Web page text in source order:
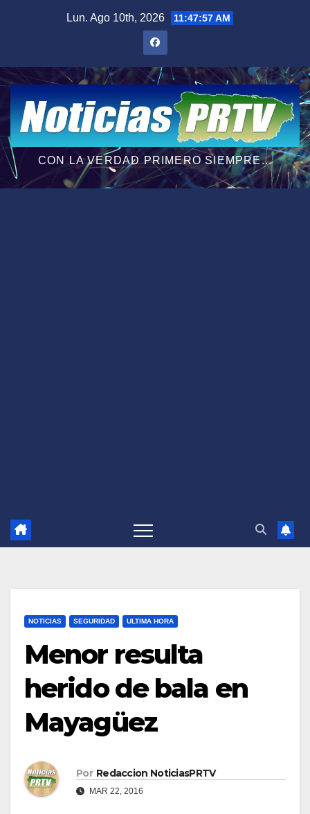
Lun. Ago 10th, 2026 11:47:58 AM
CON LA VERDAD PRIMERO SIEMPRE...
NOTICIAS SEGURIDAD ULTIMA HORA
Menor resulta
herido de bala en
Mayagüez
Por Redaccion NoticiasPRTV
MAR 22, 2016